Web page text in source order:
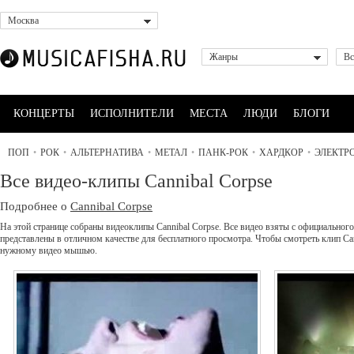
Москва
Жанры
КОНЦЕРТЫ ИСПОЛНИТЕЛИ МЕСТА ЛЮДИ БЛОГИ
ПОП • РОК • АЛЬТЕРНАТИВА • МЕТАЛ • ПАНК-РОК • ХАРДКОР •
Все видео-клипы Cannibal Corpse
Подробнее о Cannibal Corpse
На этой странице собраны видеоклипы Cannibal Corpse. Все видео взяты с
представлены в отличном качестве для бесплатного просмотра. Чтобы смотреть клип
нужному видео мышью.